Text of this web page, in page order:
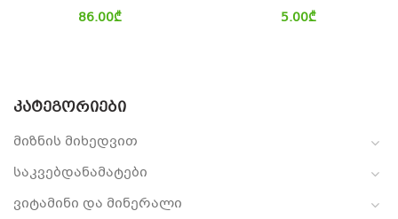
ᲙᲐᲢᲔᲒᲝᲠᲘᲔᲑᲘ
მიზნის მიხედვით
საკვებდანამატები
ვიტამინი და მინერალი
86.00₾ 5.00₾